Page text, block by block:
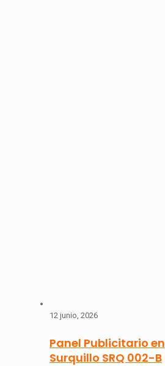
12 junio, 2026
Panel Publicitario en
Surquillo SRQ 002-B